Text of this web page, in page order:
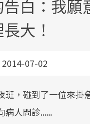
白：我
大！
2014-07-02
班，碰到了一位來
病人問診......